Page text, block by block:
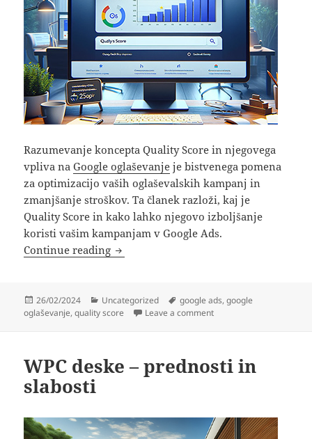
Razumevanje koncepta Quality Score in njegovega
vpliva naGoogle oglaševanje je bistvenega pomena
za optimizacijo vaših oglaševalskih kampanj in
zmanjšanje stroškov. Ta članek razloži, kaj je
Quality Score in kako lahko njegovo izboljšanje
koristi vašim kampanjam v Google Ads.
Continue reading Kaj je Quality Score in kako vpliva na
Posted
on
26/02/2024 Categories
Uncategorized Tags
google ads,google
oglaševanje,quality score Leave a commenton Kaj je Quality Score
WPC deske – prednosti in
slabosti